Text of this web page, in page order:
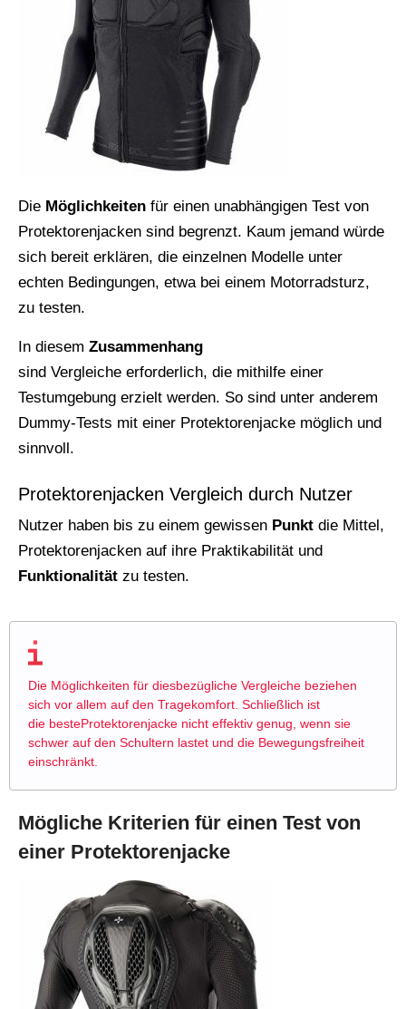
Die Möglichkeiten für einen unabhängigen Test von
Protektorenjacken sind begrenzt. Kaum jemand würde
sich bereit erklären, die einzelnen Modelle unter
echten Bedingungen, etwa bei einem Motorradsturz,
zu testen.
In diesem Zusammenhang
sind Vergleiche erforderlich, die mithilfe einer
Testumgebung erzielt werden. So sind unter anderem
Dummy-Tests mit einer Protektorenjacke möglich und
sinnvoll.
Protektorenjacken Vergleich durch Nutzer
Nutzer haben bis zu einem gewissen Punkt die Mittel,
Protektorenjacken auf ihre Praktikabilität und
Funktionalität zu testen.
Die Möglichkeiten für diesbezügliche Vergleiche beziehen
sich vor allem auf den Tragekomfort. Schließlich ist
die besteProtektorenjacke nicht effektiv genug, wenn sie
schwer auf den Schultern lastet und die Bewegungsfreiheit
einschränkt.
Mögliche Kriterien für einen Test von
einer Protektorenjacke